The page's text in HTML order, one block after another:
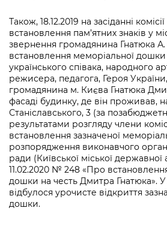
Також, 18.12.2019 на засіданні
встановлення пам’ятних знаків у
звернення громадянина Гнатюка
встановлення меморіальної
українського співака, народного
режисера, педагога, Героя
громадянина м. Києва Гнатюка
фасаді будинку, де він проживав,
Станіславського, 3 (за
результатами розгляду члени
встановлення зазначеної
розпорядження виконавчого
ради (Київської міської державної
11.02.2020 № 248 «Про
дошки на честь Дмитра Гнатюка».
відбулося урочисте відкриття
дошки.